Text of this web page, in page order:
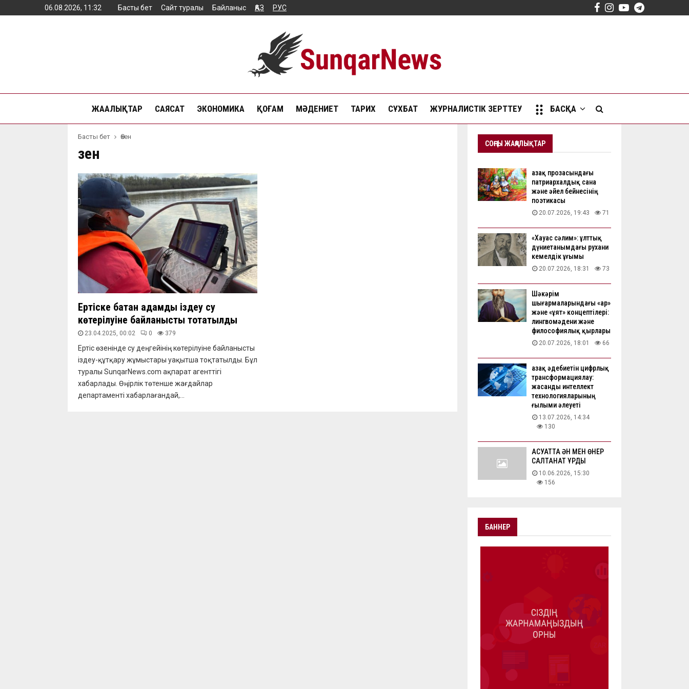
06.08.2026, 11:32 Басты бет Сайт туралы Байланыс ҚАЗ РУС Facebook
Instagram
YoutubeTelegram
ЖАҢАЛЫҚТАР САЯСАТ ЭКОНОМИКА ҚОҒАМ МӘДЕНИЕТ ТАРИХ СҰХБАТ ЖУРНАЛИСТІК ЗЕРТТЕУ БАСҚА
Басты бет Өзен
Өзен
Ертіске батқан адамды іздеу су
көтерілуіне байланысты тоқтатылды
23.04.2025, 00:02 0 379
Ертіс өзенінде су деңгейінің көтерілуіне байланысты
іздеу-құтқару жұмыстары уақытша тоқтатылды. Бұл
туралы SunqarNews.com ақпарат агенттігі
хабарлады. Өңірлік төтенше жағдайлар
департаменті хабарлағандай,...
СОҢҒЫ ЖАҢАЛЫҚТАР
Қазақ прозасындағы
патриархалдық сана
және әйел бейнесінің
поэтикасы
20.07.2026, 19:43 71
«Хауас сәлим»: ұлттық
дүниетанымдағы рухани
кемелдік ұғымы
20.07.2026, 18:31 73
Шәкәрім
шығармаларындағы «ар»
және «ұят» концептілері:
лингвомәдени және
философиялық қырлары
20.07.2026, 18:01 66
Қазақ әдебиетін цифрлық
трансформациялау:
жасанды интеллект
технологияларының
ғылыми әлеуеті
13.07.2026, 14:34
130
АҚСУАТТА ӘН МЕН ӨНЕР
САЛТАНАТ ҚҰРДЫ
10.06.2026, 15:30
156
БАННЕР